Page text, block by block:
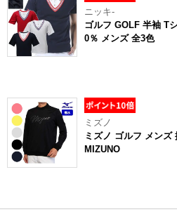
ニッキ-
ゴルフ GOLF 半袖 T
0％ メンズ 全3色
ミズノ
ミズノ ゴルフ メンズ
MIZUNO